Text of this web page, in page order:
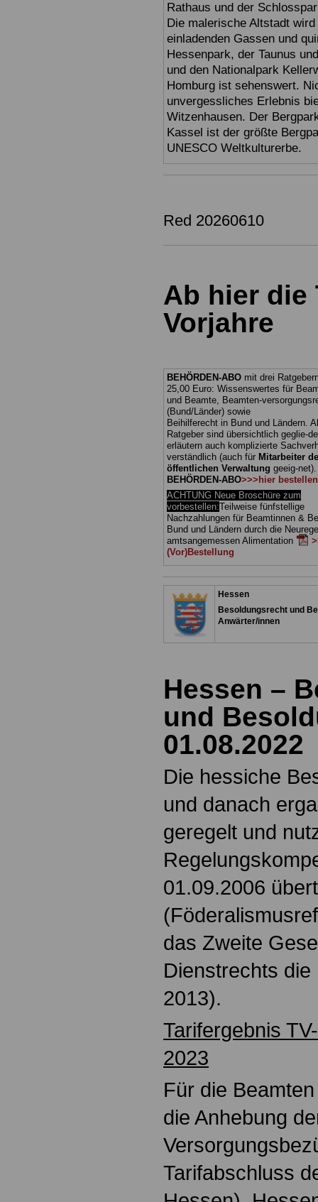
Rathaus und der
Die malerische Altstadt
einladenden Gassen und
Hessenpark, der Taunus
und den Nationalpark
Homburg ist sehenswert.
unvergessliches Erlebnis
Witzenhausen. Der
Kassel ist der größte
UNESCO Weltkulturerbe.
Red 20260610
Ab hier die
Vorjahre
BEHÖRDEN-ABO mit drei
25,00 Euro: Wissenswertes für
und Beamte, Beamten-
(Bund/Länder) sowie
Beihilferecht in Bund und Ländern.
Ratgeber sind übersichtlich geglie-
erläutern auch komplizierte
verständlich (auch für Mitarbeiter
öffentlichen Verwaltung geeig-
BEHÖRDEN-ABO>>>hier bestellen
ACHTUNG Neue Broschüre zum
vorbestellen:Teilweise fünfstellige
Nachzahlungen für Beamtinnen &
Bund und Ländern durch die
amtsangemessen Alimentation
(Vor)Bestellung
Hessen
Besoldungsrecht und
Anwärter/innen
Hessen –
und
01.08.2022
Die hessiche
und danach
geregelt und
01.09.2006
das Zweite
Dienstrechts
2013).
Tarifergebnis
2023
Für die
die Anhebung
Tarifabschluss